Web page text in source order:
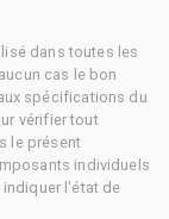
dans toutes les
cas le bon
spécifications du
vérifier tout
le présent
individuels
l'état de